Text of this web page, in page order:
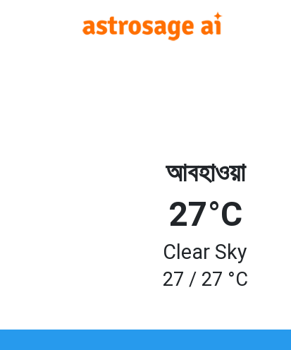
আবহাওয়া
27°C
Clear Sky
27 / 27 °C